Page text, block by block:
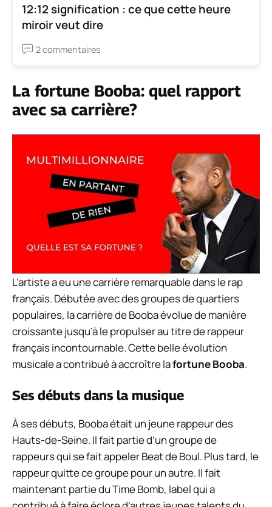
12:12 signification : ce que cette heure
miroir veut dire
2 commentaires
La fortune Booba: quel rapport
avec sa carrière?
L’artiste a eu une carrière remarquable dans le rap
français. Débutée avec des groupes de quartiers
populaires, la carrière de Booba évolue de manière
croissante jusqu’à le propulser au titre de rappeur
français incontournable. Cette belle évolution
musicale a contribué à accroître lafortune Booba.
Ses débuts dans la musique
À ses débuts, Booba était un jeune rappeur des
Hauts-de-Seine. Il fait partie d’un groupe de
rappeurs qui se fait appeler Beat de Boul. Plus tard, le
rappeur quitte ce groupe pour un autre. Il fait
maintenant partie du Time Bomb, label qui a